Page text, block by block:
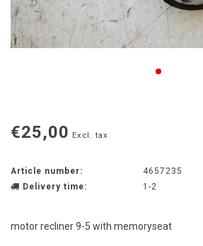
€25,00 Excl. tax
Article number:
4657235
Delivery time:
1-2
motor recliner 9-5 with memoryseat